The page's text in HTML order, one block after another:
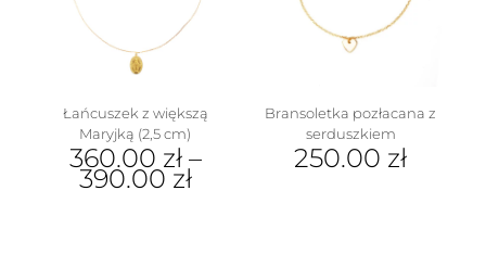
wybrać
na
Łańcuszek z większą
Maryjką (2,5 cm)
360.00 zł–
390.00 zł
Bransoletka pozłacana z
serduszkiem
250.00 zł